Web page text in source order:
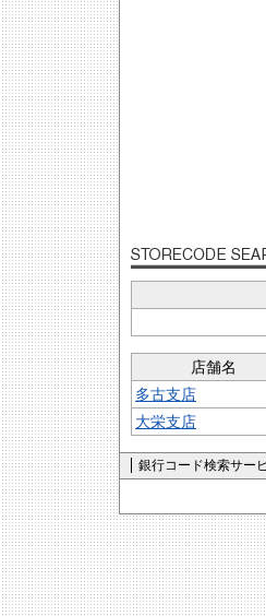
店舗名
多古支店
大栄支店
銀行コード検索サー